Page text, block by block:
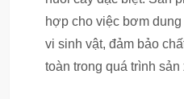
hợp cho việc bơm
vi sinh vật, đảm bảo
toàn trong quá trình sản